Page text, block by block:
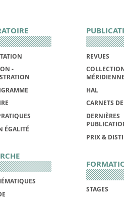
-
ÉGALITÉ
REVUES
HAL
CARNETS
DERNIÈRES
PRIX &
STAGES